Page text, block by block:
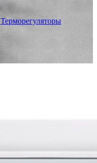
Терморегуляторы